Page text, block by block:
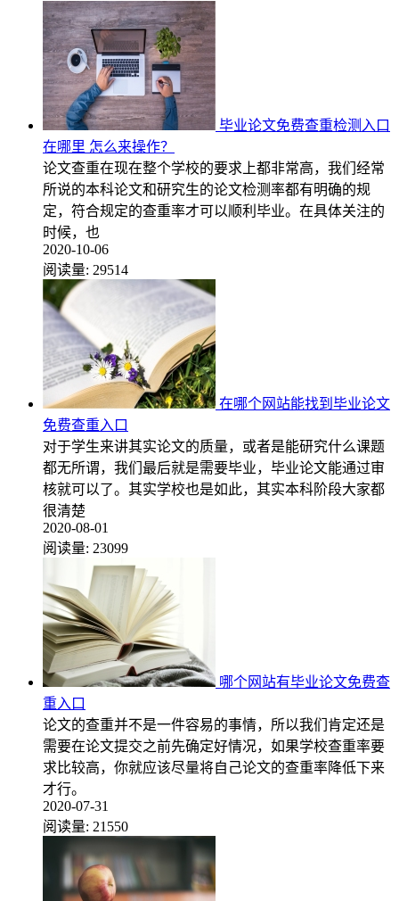
毕业论文免费查重检测入口
在哪里 怎么来操作？
论文查重在现在整个学校的要求上都非常高，我们经常
所说的本科论文和研究生的论文检测率都有明确的规
定，符合规定的查重率才可以顺利毕业。在具体关注的
时候，也
2020-10-06
阅读量: 29514
在哪个网站能找到毕业论文
免费查重入口
对于学生来讲其实论文的质量，或者是能研究什么课题
都无所谓，我们最后就是需要毕业，毕业论文能通过审
核就可以了。其实学校也是如此，其实本科阶段大家都
很清楚
2020-08-01
阅读量: 23099
哪个网站有毕业论文免费查
重入口
论文的查重并不是一件容易的事情，所以我们肯定还是
需要在论文提交之前先确定好情况，如果学校查重率要
求比较高，你就应该尽量将自己论文的查重率降低下来
才行。
2020-07-31
阅读量: 21550